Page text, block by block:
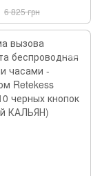
6 825 грн